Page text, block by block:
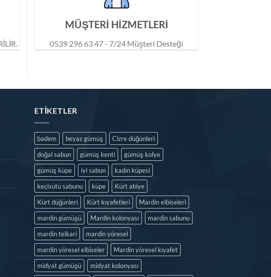
MÜŞTERİ HİZMETLERİ
0539 296 63 47 - 7/24 Müşteri Desteği
ETIKETLER
badem beyaz gümüş
Cizre düğünleri
doğal sabun
gümüş kenti
gümüş kolye
gümüş küpe
iyi sabun
kadın küpesi
keçisütü sabunu
küpe
Kürt abiye
Kürt düğünleri
Kürt kıyafetleri
Mardin elbiseleri
mardin gümüşü
Mardin kolonyası
mardin sabunu
mardin telkari
mardin yöresel
mardin yöresel elbiseler
Mardin yöresel kıyafet
midyat gümüşü
midyat kolonyası